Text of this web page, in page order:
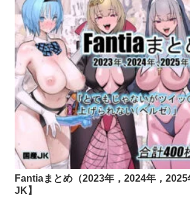
Fantiaまとめ（2023年，2024年，
JK】